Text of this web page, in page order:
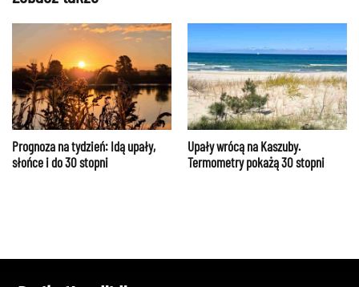
Prognoza na tydzień: Idą upały,
słońce i do 30 stopni
Upały wrócą na Kaszuby.
Termometry pokażą 30 stopni